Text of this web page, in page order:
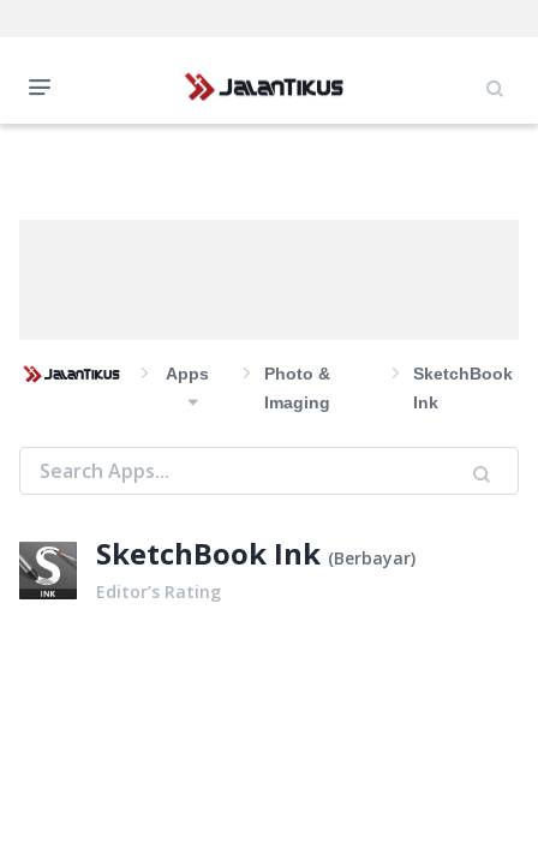
Apps
Photo &
Imaging
SketchBook
Ink
SketchBook Ink (Berbayar)
Editor’s Rating